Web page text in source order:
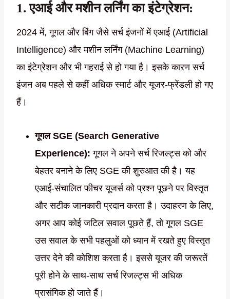
1. एआई और मशीन लर्निंग का इंटेग्रेशन:
2024 में, गूगल और बिंग जैसे सर्च इंजनों में एआई (Artificial
Intelligence) और मशीन लर्निंग (Machine Learning)
का इंटेग्रेशन और भी गहराई से हो गया है। इसके कारण सर्च
इंजन अब पहले से कहीं अधिक स्मार्ट और यूजर-फ्रेंडली हो गए
हैं।
गूगल SGE (Search Generative
Experience): गूगल ने अपने सर्च रिजल्ट्स को और
बेहतर बनाने के लिए SGE की शुरुआत की है। यह
एआई-संचालित फीचर यूजर्स को प्रश्न पूछने पर विस्तृत
और सटीक जानकारी प्रदान करता है। उदाहरण के लिए,
अगर आप कोई जटिल सवाल पूछते हैं, तो गूगल SGE
उस सवाल के सभी पहलुओं को ध्यान में रखते हुए विस्तृत
उत्तर देने की कोशिश करता है। इससे यूजर की जरूरतें
पूरी होने के साथ-साथ सर्च रिजल्ट्स भी अधिक
प्रासंगिक हो जाते हैं।